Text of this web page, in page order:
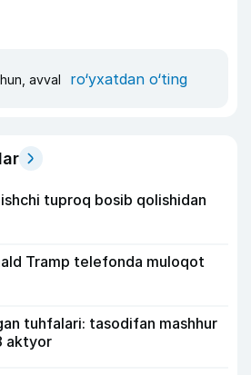
avval ro‘yxatdan o‘ting
tuproq bosib qolishidan
Tramp telefonda muloqot
tuhfalari: tasodifan mashhur
aktyor